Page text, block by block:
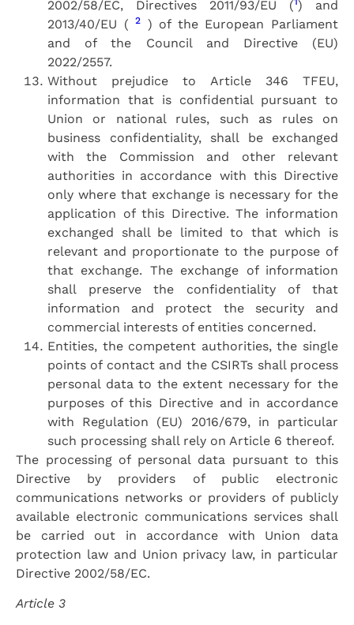
2002/58/EC, Directives 2011/93/EU ( ) and
2013/40/EU (
2
) of the European Parliament
and of the Council and Directive (EU)
2022/2557.
Without prejudice to Article 346 TFEU,
information that is confidential pursuant to
Union or national rules, such as rules on
business confidentiality, shall be exchanged
with the Commission and other relevant
authorities in accordance with this Directive
only where that exchange is necessary for the
application of this Directive. The information
exchanged shall be limited to that which is
relevant and proportionate to the purpose of
that exchange. The exchange of information
shall preserve the confidentiality of that
information and protect the security and
commercial interests of entities concerned.
Entities, the competent authorities, the single
points of contact and the CSIRTs shall process
personal data to the extent necessary for the
purposes of this Directive and in accordance
with Regulation (EU) 2016/679, in particular
such processing shall rely on Article 6 thereof.
The processing of personal data pursuant to this
Directive by providers of public electronic
communications networks or providers of publicly
available electronic communications services shall
be carried out in accordance with Union data
protection law and Union privacy law, in particular
Directive 2002/58/EC.
Article 3